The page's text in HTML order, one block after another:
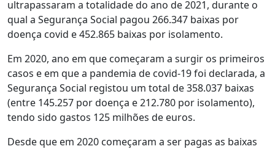
ultrapassaram a totalidade do ano de 2021, durante o
qual a Segurança Social pagou 266.347 baixas por
doença covid e 452.865 baixas por isolamento.
Em 2020, ano em que começaram a surgir os primeiros
casos e em que a pandemia de covid-19 foi declarada, a
Segurança Social registou um total de 358.037 baixas
(entre 145.257 por doença e 212.780 por isolamento),
tendo sido gastos 125 milhões de euros.
Desde que em 2020 começaram a ser pagas as baixas